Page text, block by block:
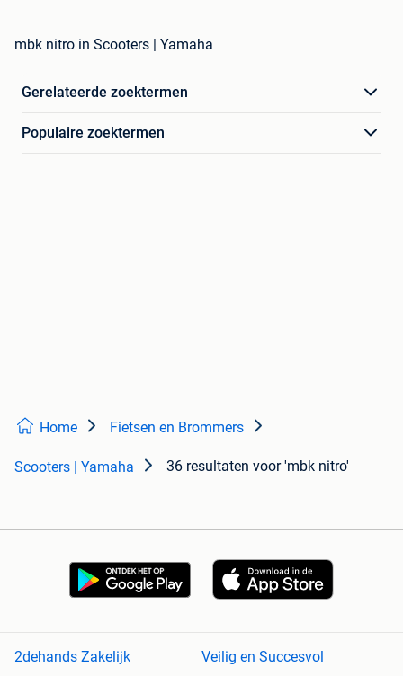
mbk nitro in Scooters | Yamaha
Gerelateerde zoektermen
Populaire zoektermen
Home Fietsen en Brommers
Scooters | Yamaha 36 resultaten voor 'mbk nitro'
2dehands Zakelijk Veilig en Succesvol